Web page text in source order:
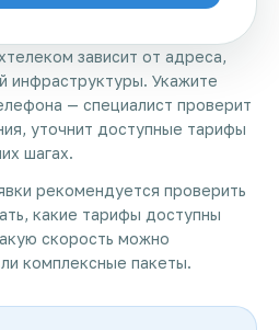
зависит от адреса,
инфраструктуры. Укажите
— специалист проверит
уточнит доступные тарифы
шагах.
рекомендуется проверить
какие тарифы доступны
скорость можно
комплексные пакеты.